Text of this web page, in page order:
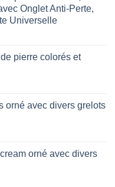
Onglet Anti-Perte,
Universelle
pierre colorés et
orné avec divers grelots
orné avec divers